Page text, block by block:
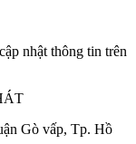
nhật thông tin trên
Gò vấp, Tp. Hồ